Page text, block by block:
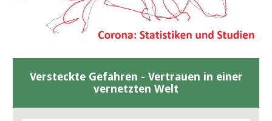
Versteckte Gefahren - Vertrauen in einer
vernetzten Welt